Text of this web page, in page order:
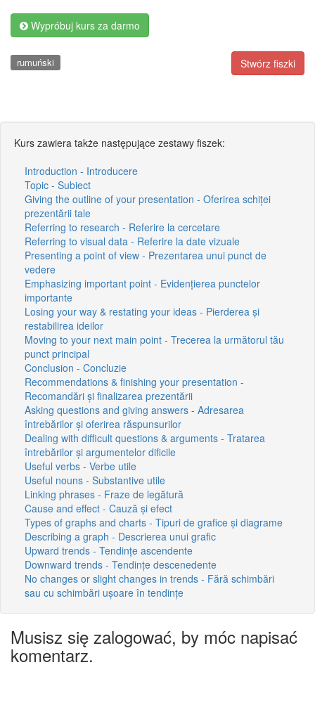
Wypróbuj kurs za darmo
Stwórz fiszki
rumuński
Kurs zawiera także następujące zestawy fiszek:
Introduction - Introducere
Topic - Subiect
Giving the outline of your presentation - Oferirea schiței
prezentării tale
Referring to research - Referire la cercetare
Referring to visual data - Referire la date vizuale
Presenting a point of view - Prezentarea unui punct de
vedere
Emphasizing important point - Evidențierea punctelor
importante
Losing your way & restating your ideas - Pierderea și
restabilirea ideilor
Moving to your next main point - Trecerea la următorul tău
punct principal
Conclusion - Concluzie
Recommendations & finishing your presentation -
Recomandări și finalizarea prezentării
Asking questions and giving answers - Adresarea
întrebărilor și oferirea răspunsurilor
Dealing with difficult questions & arguments - Tratarea
întrebărilor și argumentelor dificile
Useful verbs - Verbe utile
Useful nouns - Substantive utile
Linking phrases - Fraze de legătură
Cause and effect - Cauză și efect
Types of graphs and charts - Tipuri de grafice și diagrame
Describing a graph - Descrierea unui grafic
Upward trends - Tendințe ascendente
Downward trends - Tendințe descenedente
No changes or slight changes in trends - Fără schimbări
sau cu schimbări ușoare în tendințe
Musisz się zalogować, by móc napisać
komentarz.